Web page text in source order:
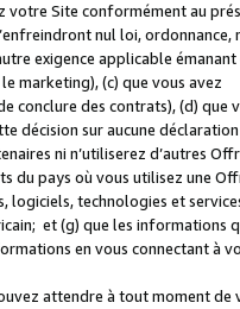
votre Site conformément au
nul loi, ordonnance,
exigence applicable émanant
marketing), (c) que vous avez
conclure des contrats), (d) que
décision sur aucune
ni n’utiliserez d’autres
du pays où vous utilisez une
logiciels, technologies et
et (g) que les informations
en vous connectant à
attendre à tout moment de